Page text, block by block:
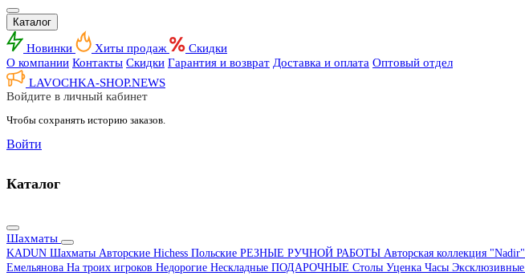
Каталог
Новинки Хиты продаж
Скидки
О компании Контакты Скидки Гарантия и возврат Доставка и оплата Оптовый отдел
LAVOCHKA-SHOP.NEWS
Войдите в личный кабинет
Чтобы сохранять историю заказов.
Войти
Каталог
Шахматы
KADUN Шахматы Авторские Hichess Польские РЕЗНЫЕ РУЧНОЙ РАБОТЫ Авторская коллекция "Nadir"
Емельянова На троих игроков Недорогие Нескладные ПОДАРОЧНЫЕ Столы Уценка Часы Эксклюзивные